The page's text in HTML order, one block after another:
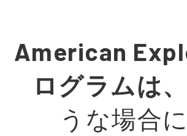
American
ログラムは、
うな場合